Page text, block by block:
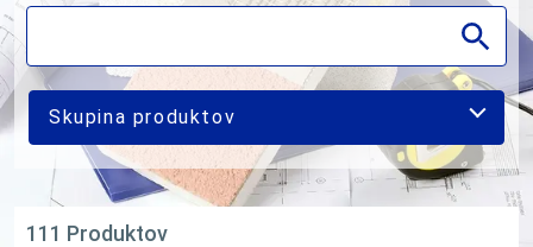
Skupina produktov
111 Produktov